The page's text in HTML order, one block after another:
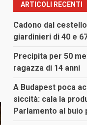
ARTICOLI RECENTI
Cadono dal
giardinieri di 40 e
Precipita per 50
ragazza di 14 anni
A Budapest poca
siccità: cala la
Parlamento al buio